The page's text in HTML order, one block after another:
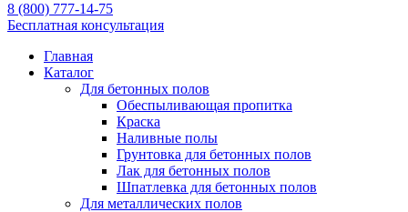
8 (800) 777-14-75
Бесплатная консультация
Главная
Каталог
Для бетонных полов
Обеспыливающая пропитка
Краска
Наливные полы
Грунтовка для бетонных полов
Лак для бетонных полов
Шпатлевка для бетонных полов
Для металлических полов